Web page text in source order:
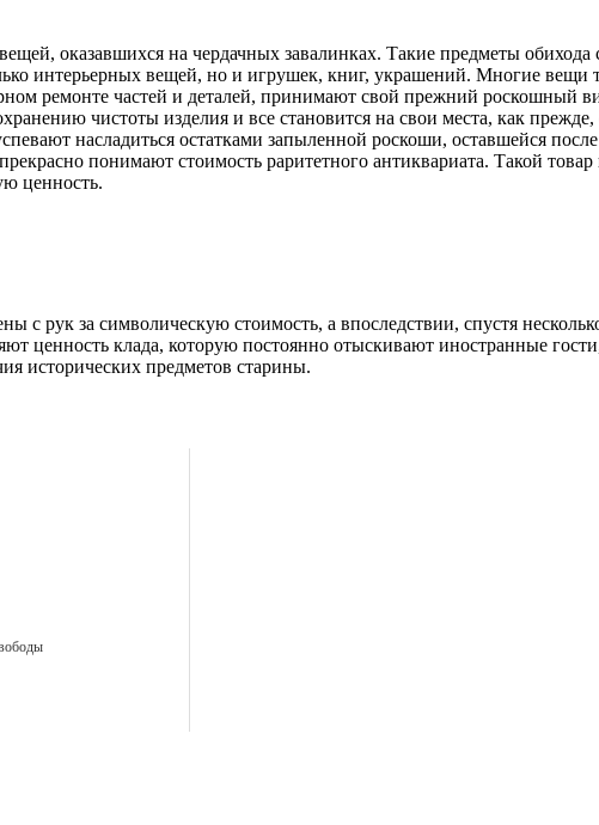
оказавшихся на чердачных завалинках. Такие предметы
интерьерных вещей, но и игрушек, книг, украшений. Многие
ремонте частей и деталей, принимают свой прежний роскошный
чистоты изделия и все становится на свои места, как прежде,
насладиться остатками запыленной роскоши, оставшейся
понимают стоимость раритетного антиквариата. Такой
ценность.
рук за символическую стоимость, а впоследствии, спустя
ценность клада, которую постоянно отыскивают иностранные
исторических предметов старины.